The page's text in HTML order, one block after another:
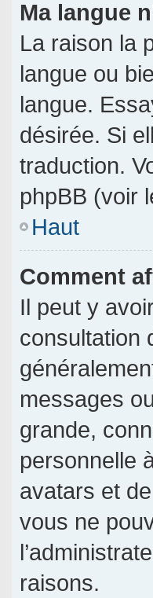
Ma langue
La raison la
langue ou
langue.
désirée. Si
traduction.
phpBB (voir
Haut
Comment
Il peut y
consultation
messages
grande,
personnelle
avatars et
vous ne
raisons.